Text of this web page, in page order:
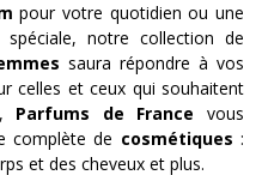
pour votre quotidien ou une
notre collection de
saura répondre à vos
celles et ceux qui souhaitent
Parfums de France vous
complète de cosmétiques :
et des cheveux et plus.